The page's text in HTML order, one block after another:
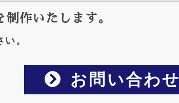
制作いたします。
。
お問い合わせ